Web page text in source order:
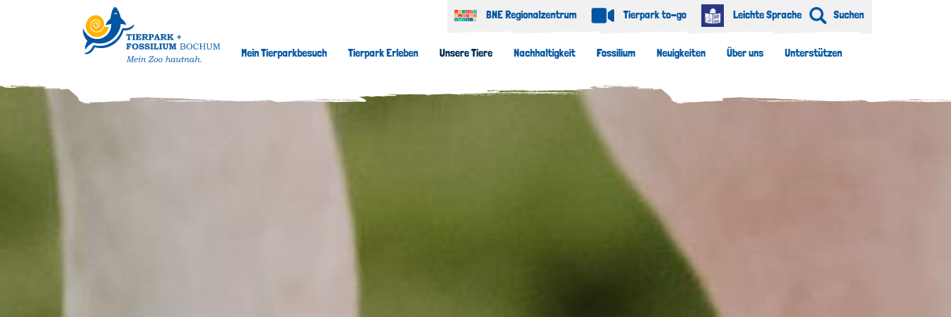
Mein Tierparkbesuch Tierpark Erleben Unsere Tiere Nachhaltigkeit Fossilium Neuigkeiten Über uns Unterstützen
BNE Regionalzentrum Tierpark to-go Leichte Sprache Suchen